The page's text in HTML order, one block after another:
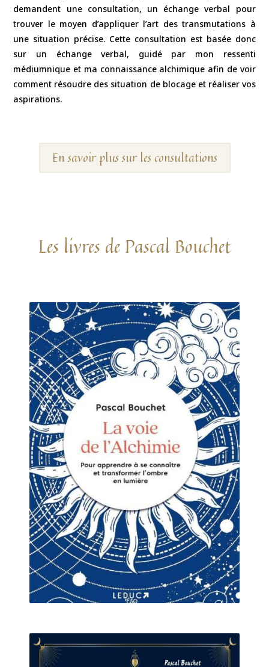
demandent une consultation, un échange verbal pour
trouver le moyen d’appliquer l’art des transmutations à
une situation précise. Cette consultation est basée donc
sur un échange verbal, guidé par mon ressenti
médiumnique et ma connaissance alchimique afin de voir
comment résoudre des situation de blocage et réaliser vos
aspirations.
En savoir plus sur les consultations
Les livres de Pascal Bouchet